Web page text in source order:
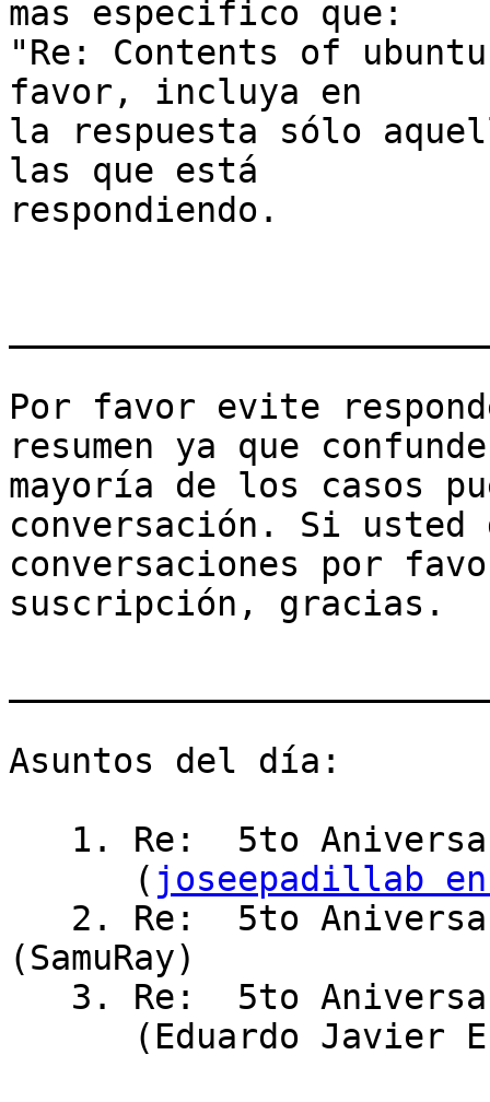
mas especifico que:
"Re: Contents of
favor, incluya en
la respuesta sólo
las que está
respondiendo.
Por favor evite
resumen ya que
mayoría de los casos
conversación. Si
conversaciones por
suscripción, gracias.
Asuntos del día:
      (
joseepadillab
(SamuRay)